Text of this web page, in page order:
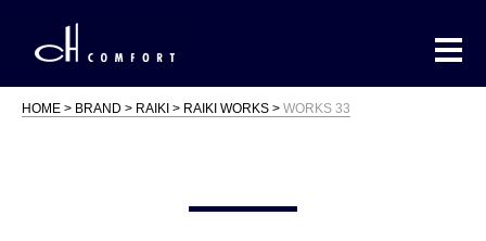
HOME BRAND RAIKI RAIKI WORKS WORKS 33